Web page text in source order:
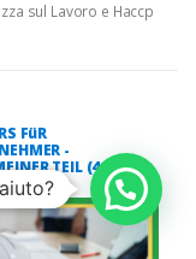
sul Lavoro e Haccp
FüR
-
TEIL (4